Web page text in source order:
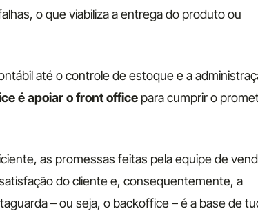
o que viabiliza a entrega do produto ou
até o controle de estoque e a
é apoiar o front office para cumprir o
as promessas feitas pela equipe de
do cliente e, consequentemente, a
– ou seja, o backoffice – é a base de